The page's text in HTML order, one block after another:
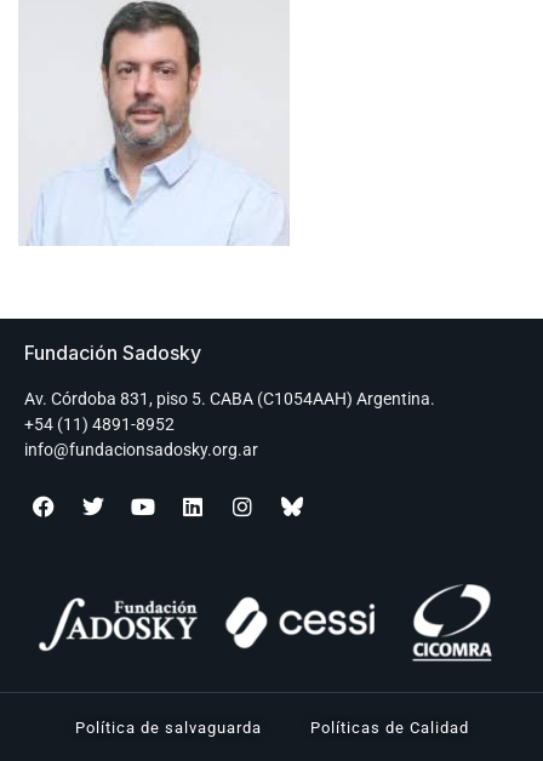
Fundación Sadosky
Av. Córdoba 831, piso 5. CABA (C1054AAH) Argentina.
+54 (11) 4891-8952
info@fundacionsadosky.org.ar
Política de salvaguarda Políticas de Calidad